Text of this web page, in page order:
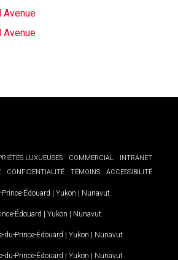
Avenue
Avenue
LUXUEUSES COMMERCIAL
INTRANET
CONFIDENTIALITÉ TÉMOINS ACCESSIBILITÉ
Prince-Édouard | Yukon | Nunavut
Édouard | Yukon | Nunavut
du-Prince-Édouard | Yukon | Nunavut
du-Prince-Édouard | Yukon | Nunavut